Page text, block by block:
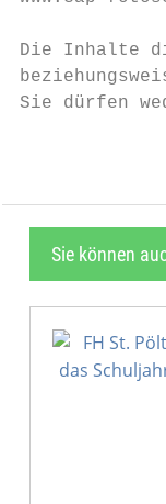
Die Inhalte
Sie dürfen
Sie können